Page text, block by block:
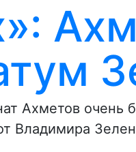
Ахметов очень
Владимира